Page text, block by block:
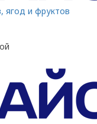
ягод и фруктов